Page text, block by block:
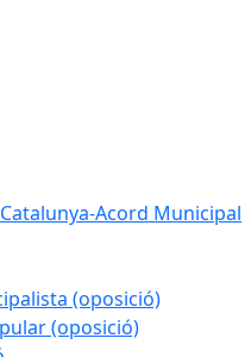
Acord Municipal
(oposició)
(oposició)